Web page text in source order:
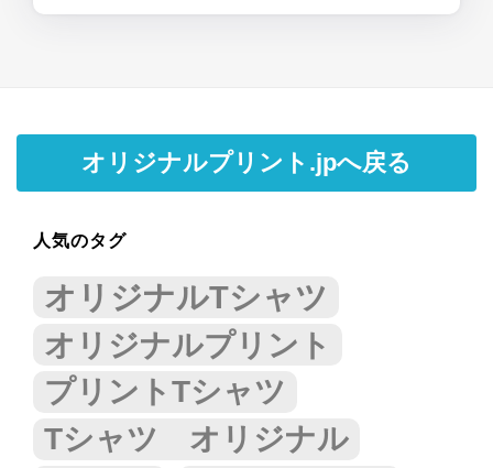
オリジナルプリント.jpへ戻る
人気のタグ
オリジナルTシャツ
オリジナルプリント
プリントTシャツ
Tシャツ オリジナル